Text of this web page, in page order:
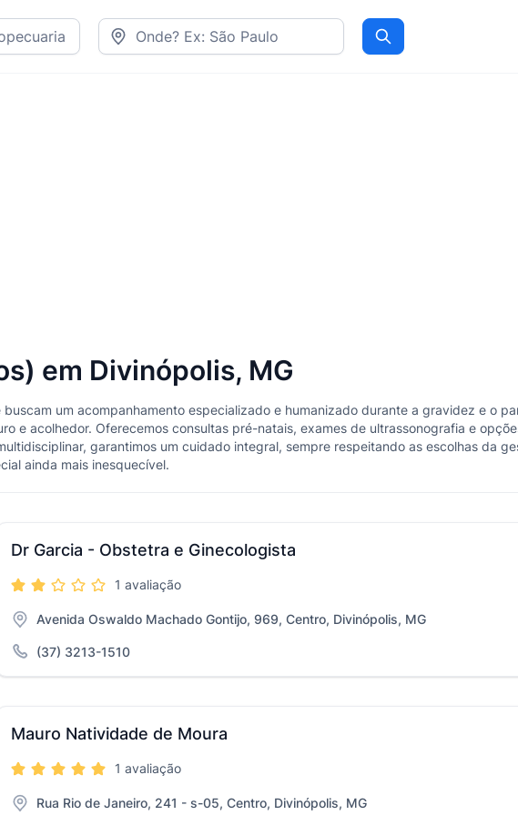
Procurar
em Divinópolis, MG
um acompanhamento especializado e humanizado durante a gravidez e o
e acolhedor. Oferecemos consultas pré-natais, exames de ultrassonografia e
garantimos um cuidado integral, sempre respeitando as escolhas da
ainda mais inesquecível.
Dr Garcia - Obstetra e Ginecologista
1 avaliação
Avenida Oswaldo Machado Gontijo, 969, Centro, Divinópolis, MG
(37) 3213-1510
Mauro Natividade de Moura
1 avaliação
Rua Rio de Janeiro, 241 - s-05, Centro, Divinópolis, MG